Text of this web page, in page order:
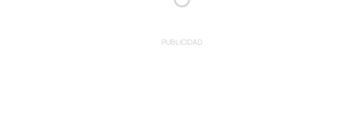
PUBLICIDAD